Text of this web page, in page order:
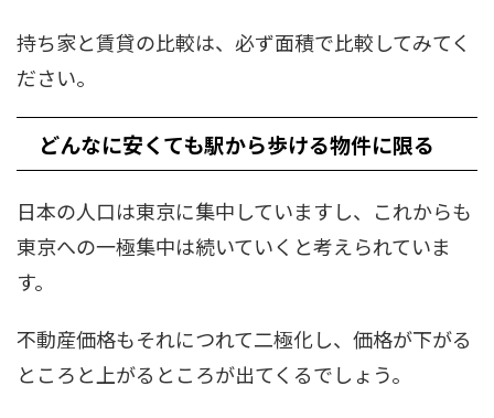
持ち家と賃貸の比較は、必ず面積で比較してみてく
ださい。
どんなに安くても駅から歩ける物件に限る
日本の人口は東京に集中していますし、これからも
東京への一極集中は続いていくと考えられていま
す。
不動産価格もそれにつれて二極化し、価格が下がる
ところと上がるところが出てくるでしょう。